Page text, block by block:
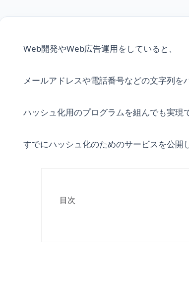
Web開発やWeb広告運用をしていると、
メールアドレスや電話番号などの文字列を
ハッシュ化用のプログラムを組んでも実現
すでにハッシュ化のためのサービスを公開
目次